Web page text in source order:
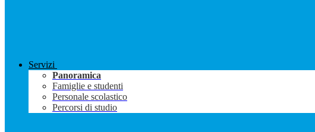
Servizi
Panoramica
Famiglie e studenti
Personale scolastico
Percorsi di studio